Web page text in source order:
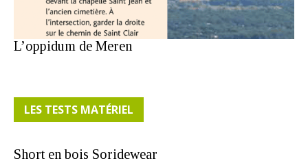
L’oppidum de Meren
LES TESTS MATÉRIEL
Short en bois Soridewear